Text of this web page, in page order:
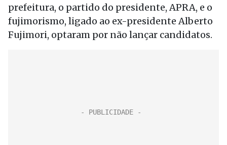
prefeitura, o partido do presidente, APRA, e o
fujimorismo, ligado ao ex-presidente Alberto
Fujimori, optaram por não lançar candidatos.